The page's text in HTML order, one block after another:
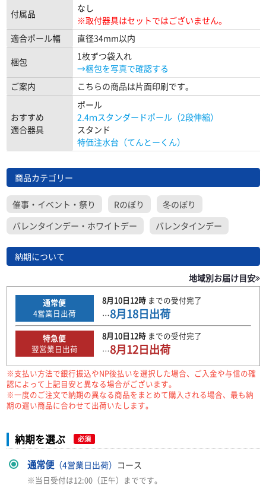
付属品
なし
※取付器具はセットではございません。
適合ポール幅
直径34mm以内
梱包
1枚ずつ袋入れ
→梱包を写真で確認する
ご案内
こちらの商品は片面印刷です。
おすすめ
適合器具
ポール
2.4ｍスタンダードポール（2段伸縮）
スタンド
特価注水台（てんとーくん）
商品カテゴリー
催事・イベント・祭り Rのぼり
冬のぼり
バレンタインデー・ホワイトデー
バレンタインデー
納期について
地域別お届け目安
通常便
4営業日出荷
8月10日12時までの受付完了
…8月18日出荷
特急便
翌営業日出荷
8月10日12時までの受付完了
…8月12日出荷
※支払い方法で銀行振込やNP後払いを選択した場合、ご入金や与信の確
認によって上記目安と異なる場合がございます。
※一度のご注文で納期の異なる商品をまとめて購入される場合、最も納
期の遅い商品に合わせて出荷いたします。
納期を選ぶ 必須
通常便（4営業日出荷） コース
※当日受付は12:00（正午）までです。